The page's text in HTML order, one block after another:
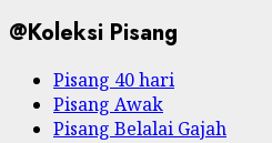
@Koleksi Pisang
Pisang 40 hari
Pisang Awak
Pisang Belalai Gajah